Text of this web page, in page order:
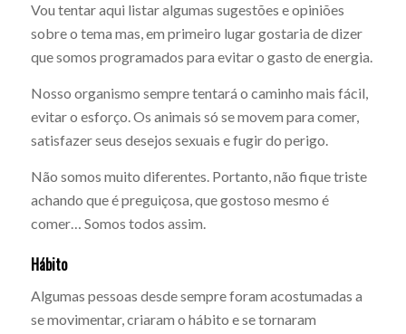
Vou tentar aqui listar algumas sugestões e opiniões
sobre o tema mas, em primeiro lugar gostaria de dizer
que somos programados para evitar o gasto de energia.
Nosso organismo sempre tentará o caminho mais fácil,
evitar o esforço. Os animais só se movem para comer,
satisfazer seus desejos sexuais e fugir do perigo.
Não somos muito diferentes. Portanto, não fique triste
achando que é preguiçosa, que gostoso mesmo é
comer… Somos todos assim.
Hábito
Algumas pessoas desde sempre foram acostumadas a
se movimentar, criaram o hábito e se tornaram